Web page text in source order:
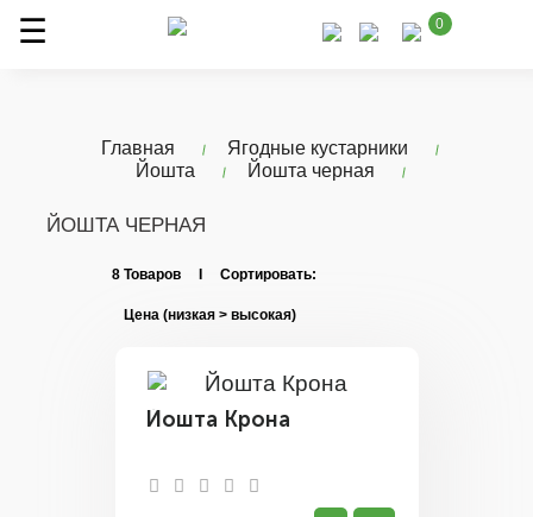
0
Главная
Ягодные кустарники
Йошта
Йошта черная
ЙОШТА ЧЕРНАЯ
8 Товаров I Сортировать:
Йошта Крона